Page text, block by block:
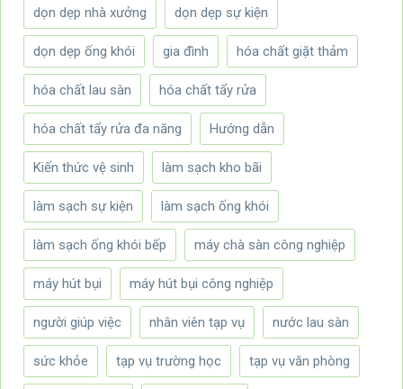
dọn dẹp nhà xưởng dọn dẹp sự kiện
dọn dẹp ống khói gia đình hóa chất giặt thảm
hóa chất lau sàn hóa chất tẩy rửa
hóa chất tẩy rửa đa năng Hướng dẫn
Kiến thức vệ sinh làm sạch kho bãi
làm sạch sự kiện làm sạch ống khói
làm sạch ống khói bếp máy chà sàn công nghiệp
máy hút bụi máy hút bụi công nghiệp
người giúp việc nhân viên tạp vụ nước lau sàn
sức khỏe tạp vụ trường học tạp vụ văn phòng